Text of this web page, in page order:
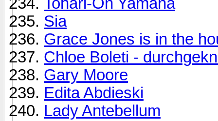
Sia
Grace Jones is in the
Chloe Boleti -
Gary Moore
Edita Abdieski
Lady Antebellum